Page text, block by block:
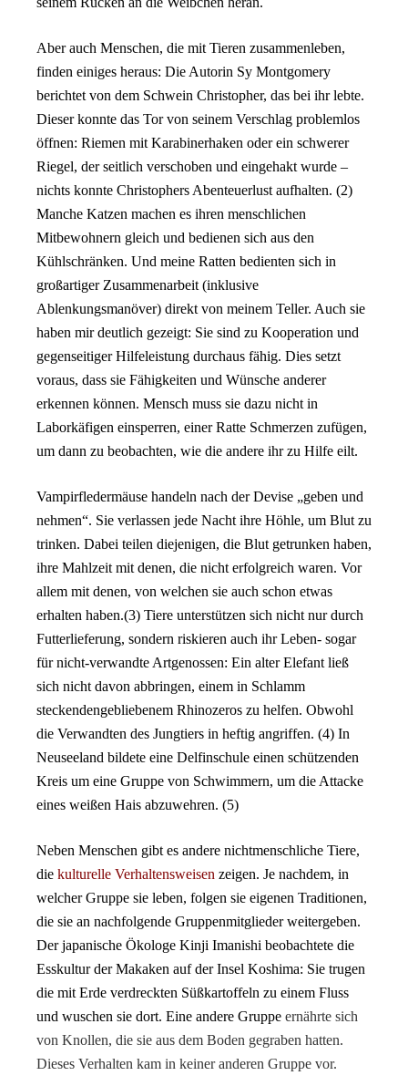
Aber auch Menschen, die mit Tieren zusammenleben,
finden einiges heraus: Die Autorin Sy Montgomery
berichtet von dem Schwein Christopher, das bei ihr lebte.
Dieser konnte das Tor von seinem Verschlag problemlos
öffnen: Riemen mit Karabinerhaken oder ein schwerer
Riegel, der seitlich verschoben und eingehakt wurde –
nichts konnte Christophers Abenteuerlust aufhalten. (2)
Manche Katzen machen es ihren menschlichen
Mitbewohnern gleich und bedienen sich aus den
Kühlschränken. Und meine Ratten bedienten sich in
großartiger Zusammenarbeit (inklusive
Ablenkungsmanöver) direkt von meinem Teller. Auch sie
haben mir deutlich gezeigt: Sie sind zu Kooperation und
gegenseitiger Hilfeleistung durchaus fähig. Dies setzt
voraus, dass sie Fähigkeiten und Wünsche anderer
erkennen können. Mensch muss sie dazu nicht in
Laborkäfigen einsperren, einer Ratte Schmerzen zufügen,
um dann zu beobachten, wie die andere ihr zu Hilfe eilt.
Vampirfledermäuse handeln nach der Devise „geben und
nehmen“. Sie verlassen jede Nacht ihre Höhle, um Blut zu
trinken. Dabei teilen diejenigen, die Blut getrunken haben,
ihre Mahlzeit mit denen, die nicht erfolgreich waren. Vor
allem mit denen, von welchen sie auch schon etwas
erhalten haben.(3) Tiere unterstützen sich nicht nur durch
Futterlieferung, sondern riskieren auch ihr Leben- sogar
für nicht-verwandte Artgenossen: Ein alter Elefant ließ
sich nicht davon abbringen, einem in Schlamm
steckendengebliebenem Rhinozeros zu helfen. Obwohl
die Verwandten des Jungtiers in heftig angriffen. (4) In
Neuseeland bildete eine Delfinschule einen schützenden
Kreis um eine Gruppe von Schwimmern, um die Attacke
eines weißen Hais abzuwehren. (5)
Neben Menschen gibt es andere nichtmenschliche Tiere,
die kulturelle Verhaltensweisen zeigen. Je nachdem, in
welcher Gruppe sie leben, folgen sie eigenen Traditionen,
die sie an nachfolgende Gruppenmitglieder weitergeben.
Der japanische Ökologe Kinji Imanishi beobachtete die
Esskultur der Makaken auf der Insel Koshima: Sie trugen
die mit Erde verdreckten Süßkartoffeln zu einem Fluss
und wuschen sie dort. Eine andere Gruppe ernährte sich
von Knollen, die sie aus dem Boden gegraben hatten.
Dieses Verhalten kam in keiner anderen Gruppe vor.